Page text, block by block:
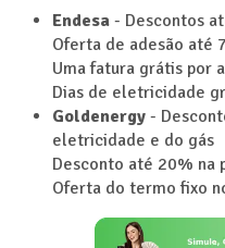
Endesa - Descontos
Oferta de adesão até
Uma fatura grátis por
Dias de eletricidade
Goldenergy -
eletricidade e do gás
Desconto até 20% na
Oferta do termo fixo